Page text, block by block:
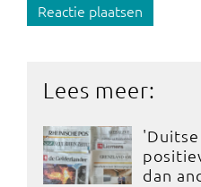
Reactie plaatsen
Lees meer:
dan